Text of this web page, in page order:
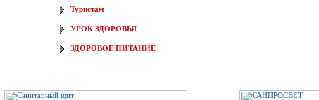
Туристам
УРОК ЗДОРОВЬЯ
ЗДОРОВОЕ ПИТАНИЕ